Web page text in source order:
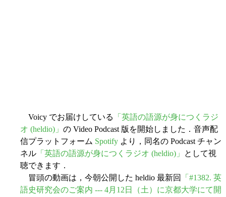
Voicy でお届けしている
「英語の語源が身につくラジ
オ (heldio)」 の Video Podcast 版を開始しました．音声配
信プラットフォーム Spotify より，同名の Podcast チャン
ネル 「英語の語源が身につくラジオ (heldio)」
として視
聴できます．
冒頭の動画は，今朝公開した heldio 最新回
「#1382. 英
語史研究会のご案内 --- 4月12日（土）に京都大学にて開